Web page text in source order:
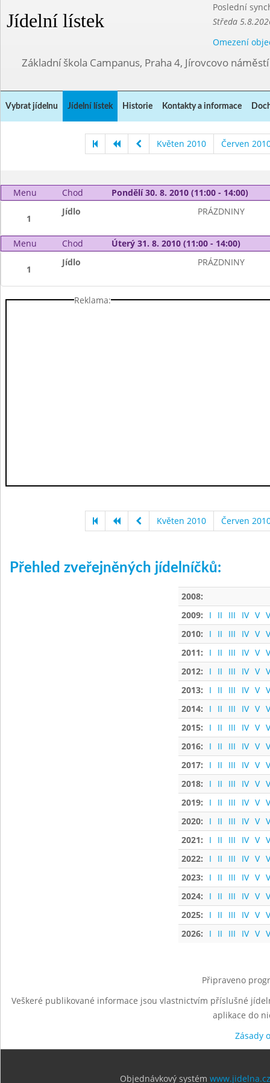
Jídelní lístek
Poslední
Středa
Omezení
Základní škola Campanus, Praha 4, Jírovcovo
Vybrat jídelnu Jídelní lístek Historie Kontakty a informace
Květen 2010 Červen
Menu Chod Pondělí 30. 8. 2010 (11:00 - 14:00)
1
Jídlo PRÁZDNINY
Menu Chod Úterý 31. 8. 2010 (11:00 - 14:00)
1
Jídlo PRÁZDNINY
Reklama:
Květen 2010 Červen
Přehled zveřejněných jídelníčků:
2008:
2009:
I II III IV V
2010:
I II III IV V
2011:
I II III IV V
2012:
I II III IV V
2013:
I II III IV V
2014:
I II III IV V
2015:
I II III IV V
2016:
I II III IV V
2017:
I II III IV V
2018:
I II III IV V
2019:
I II III IV V
2020:
I II III IV V
2021:
I II III IV V
2022:
I II III IV V
2023:
I II III IV V
2024:
I II III IV V
2025:
I II III IV V
2026:
I II III IV V
Připraveno
Veškeré publikované informace jsou vlastnictvím příslušné
aplikace do
Zásady
Objednávkový systém www.jidelna.cz